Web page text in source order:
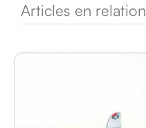
Articles en relation